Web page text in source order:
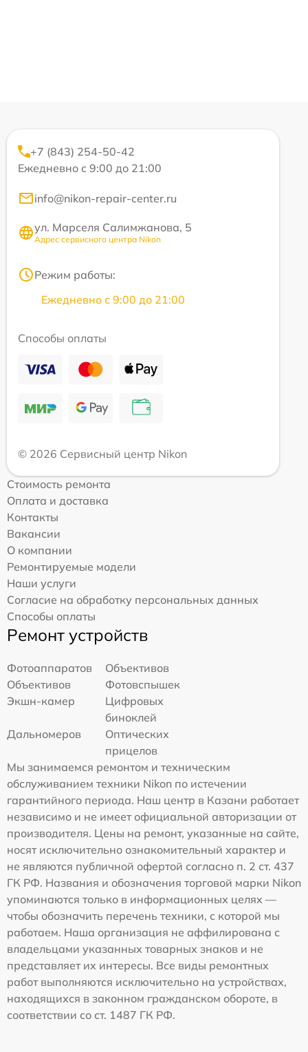
+7 (843) 254-50-42
Ежедневно с 9:00 до 21:00
info@nikon-repair-center.ru
ул. Марселя Салимжанова, 5
Адрес сервисного центра Nikon
Режим работы:
Ежедневно с 9:00 до 21:00
Способы оплаты
© 2026 Сервисный центр Nikon
Стоимость ремонта
Оплата и доставка
Контакты
Вакансии
О компании
Ремонтируемые модели
Наши услуги
Согласие на обработку персональных данных
Способы оплаты
Ремонт устройств
Фотоаппаратов
Объективов
Объективов
Фотовспышек
Экшн-камер
Цифровых
биноклей
Дальномеров
Оптических
прицелов
Мы занимаемся ремонтом и техническим
обслуживанием техники Nikon по истечении
гарантийного периода. Наш центр в Казани работает
независимо и не имеет официальной авторизации от
производителя. Цены на ремонт, указанные на сайте,
носят исключительно ознакомительный характер и
не являются публичной офертой согласно п. 2 ст. 437
ГК РФ. Названия и обозначения торговой марки Nikon
упоминаются только в информационных целях —
чтобы обозначить перечень техники, с которой мы
работаем. Наша организация не аффилирована с
владельцами указанных товарных знаков и не
представляет их интересы. Все виды ремонтных
работ выполняются исключительно на устройствах,
находящихся в законном гражданском обороте, в
соответствии со ст. 1487 ГК РФ.